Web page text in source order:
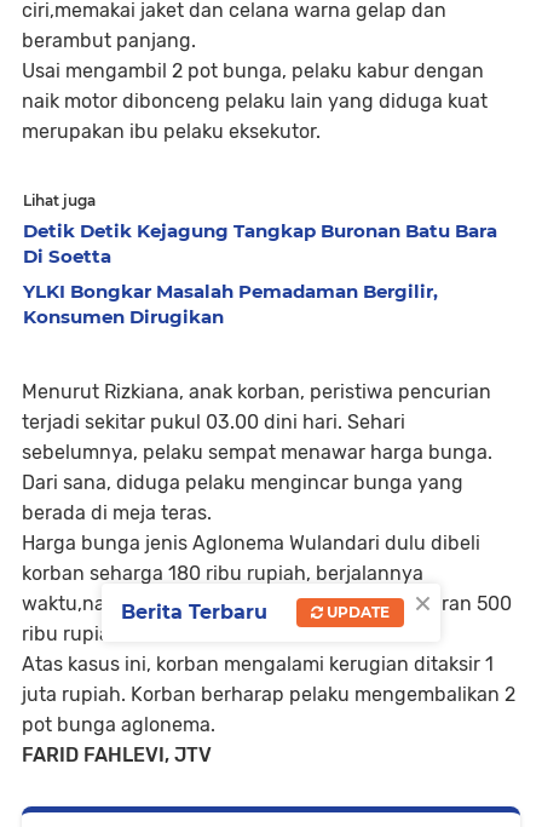
ciri,memakai jaket dan celana warna gelap dan
berambut panjang.
Usai mengambil 2 pot bunga, pelaku kabur dengan
naik motor dibonceng pelaku lain yang diduga kuat
merupakan ibu pelaku eksekutor.
Lihat juga
Detik Detik Kejagung Tangkap Buronan Batu Bara
Di Soetta
YLKI Bongkar Masalah Pemadaman Bergilir,
Konsumen Dirugikan
Menurut Rizkiana, anak korban, peristiwa pencurian
terjadi sekitar pukul 03.00 dini hari. Sehari
sebelumnya, pelaku sempat menawar harga bunga.
Dari sana, diduga pelaku mengincar bunga yang
berada di meja teras.
Harga bunga jenis Aglonema Wulandari dulu dibeli
korban seharga 180 ribu rupiah, berjalannya
waktu,namun harganya terus naik hingga kisaran 500
ribu rupiah.
Atas kasus ini, korban mengalami kerugian ditaksir 1
juta rupiah. Korban berharap pelaku mengembalikan 2
pot bunga aglonema.
FARID FAHLEVI, JTV
×
Berita Terbaru UPDATE